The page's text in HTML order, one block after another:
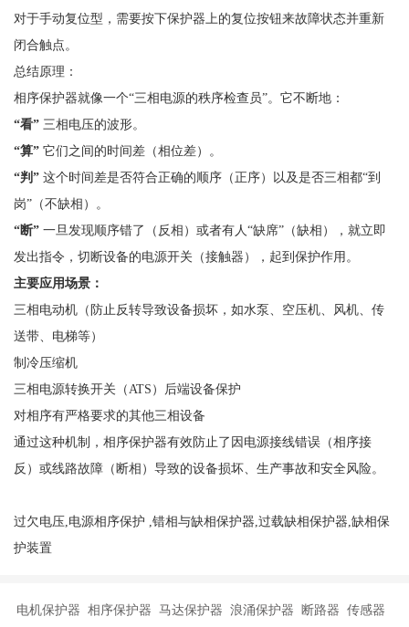
对于手动复位型，需要按下保护器上的复位按钮来故障状态并重新
闭合触点。
总结原理：
相序保护器就像一个“三相电源的秩序检查员”。它不断地：
“看” 三相电压的波形。
“算” 它们之间的时间差（相位差）。
“判” 这个时间差是否符合正确的顺序（正序）以及是否三相都“到
岗”（不缺相）。
“断” 一旦发现顺序错了（反相）或者有人“缺席”（缺相），就立即
发出指令，切断设备的电源开关（接触器），起到保护作用。
主要应用场景：
三相电动机（防止反转导致设备损坏，如水泵、空压机、风机、传
送带、电梯等）
制冷压缩机
三相电源转换开关（ATS）后端设备保护
对相序有严格要求的其他三相设备
通过这种机制，相序保护器有效防止了因电源接线错误（相序接
反）或线路故障（断相）导致的设备损坏、生产事故和安全风险。
过欠电压,电源相序保护 ,错相与缺相保护器,过载缺相保护器,缺相保
护装置
电机保护器 相序保护器 马达保护器 浪涌保护器 断路器 传感器